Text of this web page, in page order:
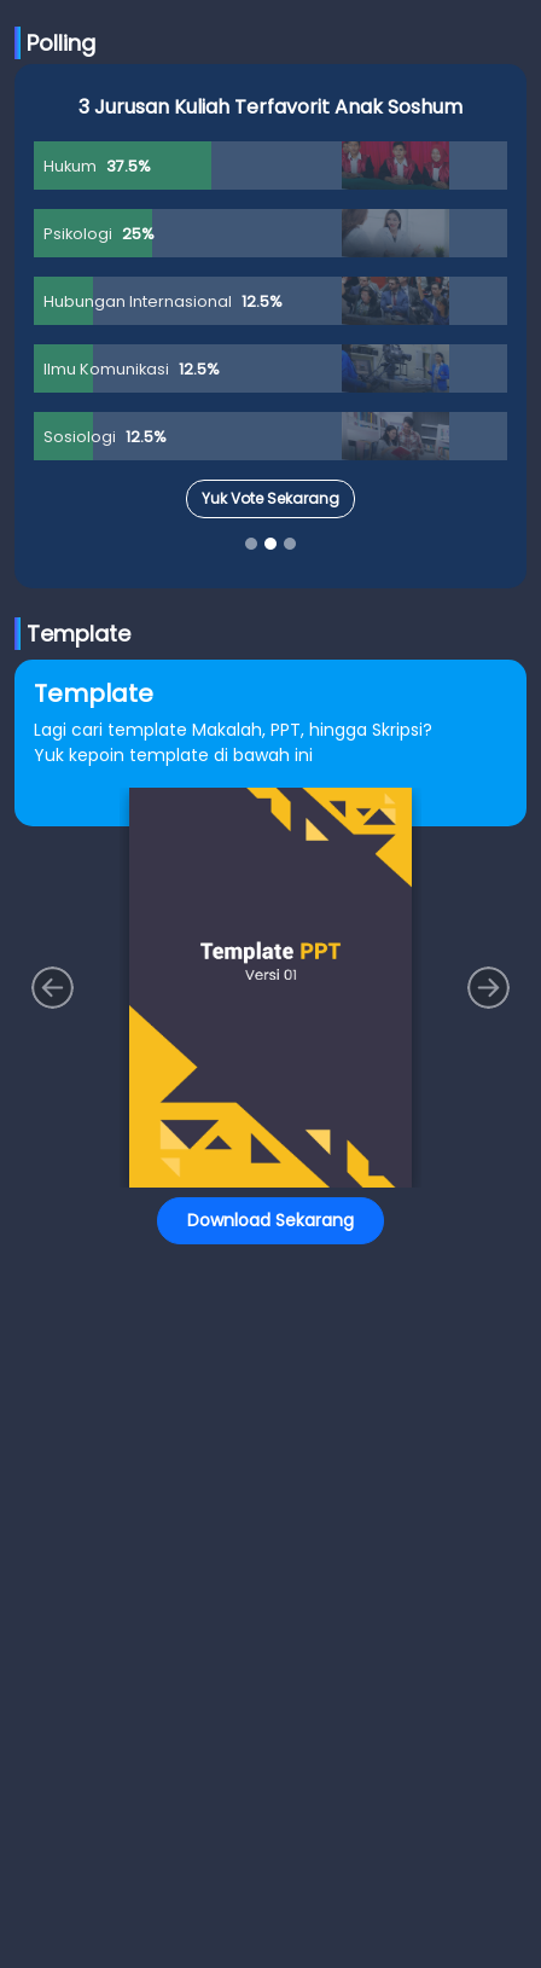
Polling
3 Jurusan Kuliah Terfavorit Anak Soshum
Hukum 37.5%
Psikologi 25%
Hubungan Internasional 12.5%
Ilmu Komunikasi 12.5%
Sosiologi 12.5%
Yuk Vote Sekarang
Template
Template
Lagi cari template Makalah, PPT, hingga Skripsi?
Yuk kepoin template di bawah ini
Download Sekarang